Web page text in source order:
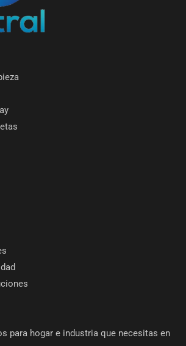
para hogar e industria que necesitas en